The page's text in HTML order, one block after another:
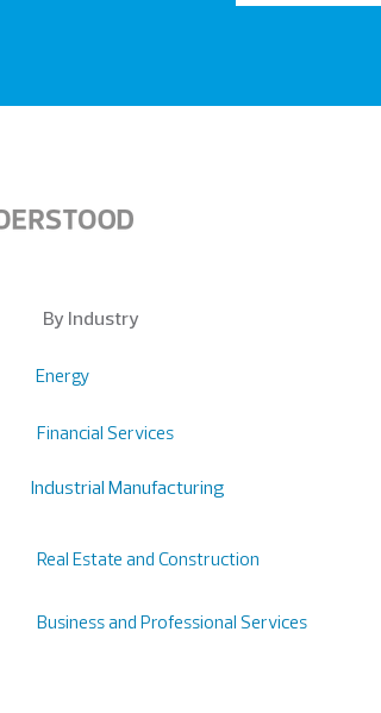
By Industry
Energy
Financial Services
Industrial Manufacturing
Real Estate and Construction
Business and Professional Services